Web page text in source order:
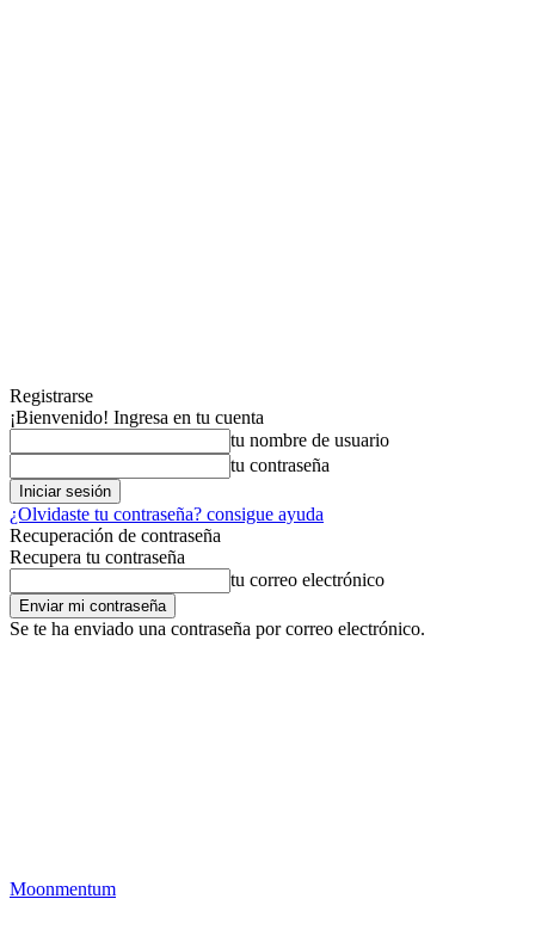
Registrarse
¡Bienvenido! Ingresa en tu cuenta
tu nombre de usuario
tu contraseña
¿Olvidaste tu contraseña? consigue ayuda
Recuperación de contraseña
Recupera tu contraseña
tu correo electrónico
Se te ha enviado una contraseña por correo electrónico.
Moonmentum